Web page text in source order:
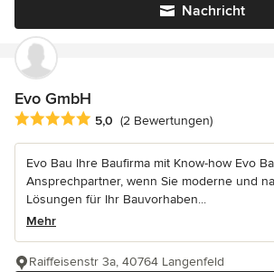
Nachricht
Evo GmbH
Durchschnittliche Bewertung: 5 von 5
5,0 (2 Bewertungen)
Evo Bau Ihre Baufirma mit Know-how Evo
Ansprechpartner, wenn Sie moderne und
Lösungen für Ihr Bauvorhaben...
Mehr
Raiffeisenstr 3a, 40764 Langenfeld